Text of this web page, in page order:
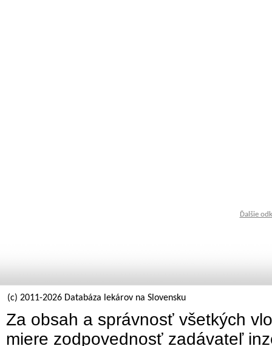
Ďalšie
(c) 2011-2026 Databáza lekárov na Slovensku
Za obsah a správnosť všetkých
miere zodpovednosť zadávateľ